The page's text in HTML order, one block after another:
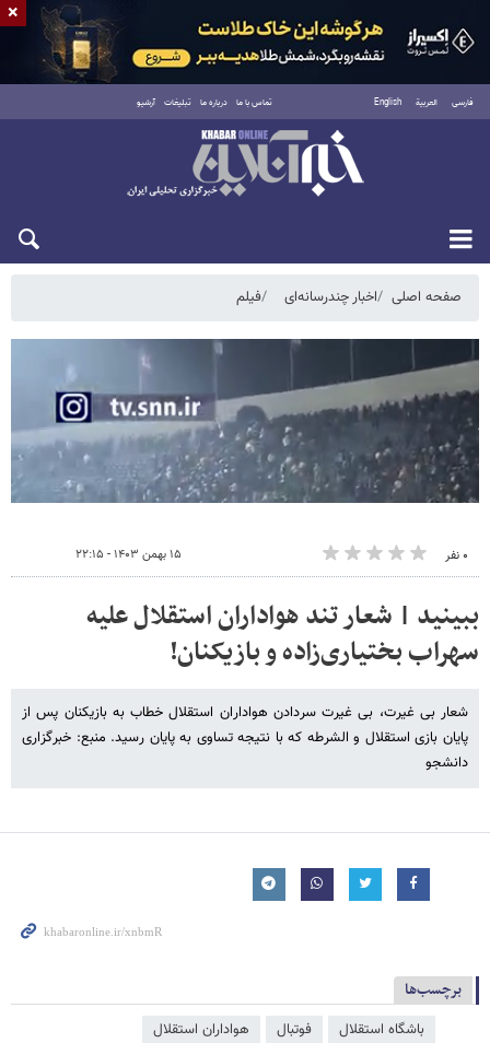
فارسی العربية English تماس با ما درباره ما تبلیغات آرشیو
شنبه ۱۷ مرداد ۱۴۰۵
صفحه اصلی اخبار چندرسانه‌ای فیلم
۰ نفر ۱۵ بهمن ۱۴۰۳ - ۲۲:۱۵
ببینید | شعار تند هواداران استقلال علیه
سهراب بختیاری‌زاده و بازیکنان!
شعار بی غیرت، بی غیرت سردادن هواداران استقلال خطاب به بازیکنان پس از
پایان بازی استقلال و الشرطه که با نتیجه تساوی به پایان رسید. منبع: خبرگزاری
دانشجو
برچسب‌ها
باشگاه استقلال فوتبال هواداران استقلال
×